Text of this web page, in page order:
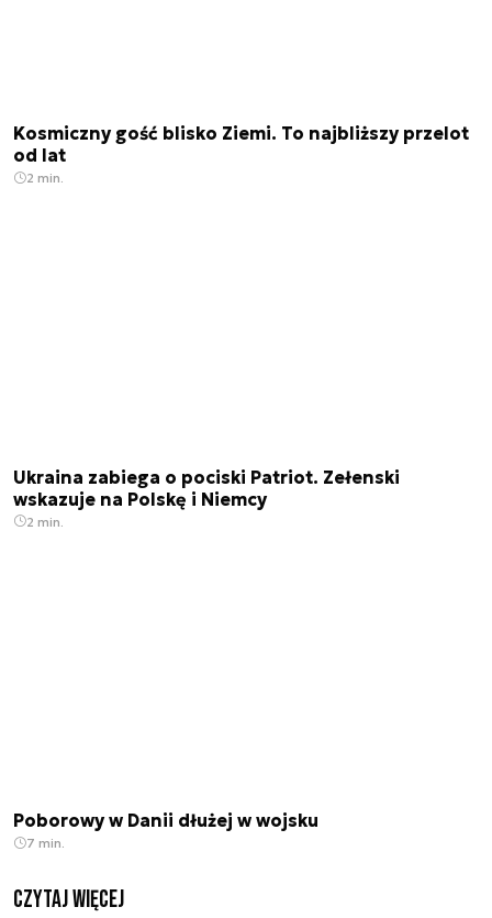
Kosmiczny gość blisko Ziemi. To najbliższy przelot
od lat
2 min.
Ukraina zabiega o pociski Patriot. Zełenski
wskazuje na Polskę i Niemcy
2 min.
Poborowy w Danii dłużej w wojsku
7 min.
czytaj więcej